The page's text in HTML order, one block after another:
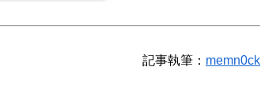
記事執筆： memn0ck